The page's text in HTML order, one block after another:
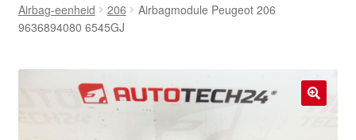
Algemene voorwaarden
Betalingen
Airbag-eenheid
206
Airbagmodule Peugeot 206
9636894080 6545GJ